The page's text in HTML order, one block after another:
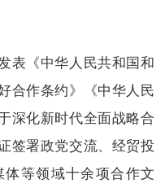
《中华人民共和国和
合作条约》《中华人民
深化新时代全面战略合
签署政党交流、经贸投
等领域十余项合作文